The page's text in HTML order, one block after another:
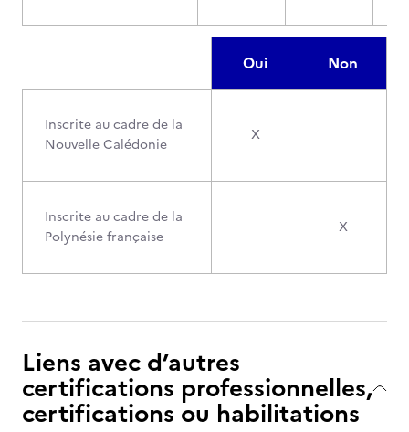
Oui Non
Inscrite au cadre de la
Nouvelle Calédonie
X
Inscrite au cadre de la
Polynésie française
X
Liens avec d’autres
certifications professionnelles,
certifications ou habilitations